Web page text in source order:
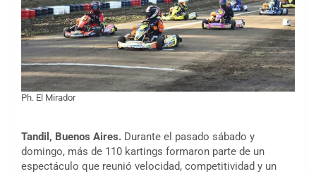
Ph. El Mirador
Tandil, Buenos Aires. Durante el pasado sábado y
domingo, más de 110 kartings formaron parte de un
espectáculo que reunió velocidad, competitividad y un